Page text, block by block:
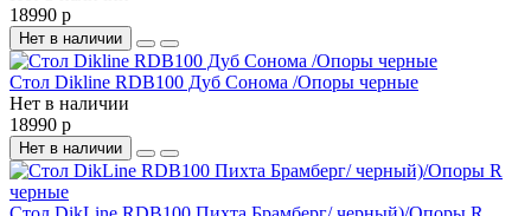
18990 р
Нет в наличии
Стол Dikline RDB100 Дуб Сонома /Опоры черные
Нет в наличии
18990 р
Нет в наличии